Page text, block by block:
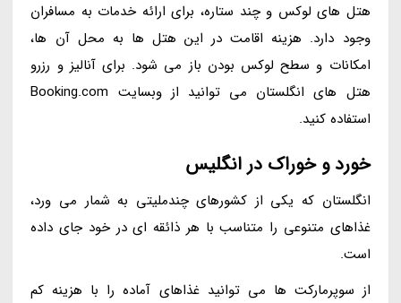
هتل های لوکس و چند ستاره، برای ارائه خدمات به مسافران
وجود دارد. هزینه اقامت در این هتل ها به محل آن ها،
امکانات و سطح لوکس بودن باز می شود. برای آنالیز و رزرو
هتل های انگلستان می توانید از وبسایت Booking.com
استفاده کنید.
خورد و خوراک در انگلیس
انگلستان که یکی از کشورهای چندملیتی به شمار می ورد،
غذاهای متنوعی را متناسب با هر ذائقه ای در خود جای داده
است.
از سوپرمارکت ها می توانید غذاهای آماده را با هزینه کم